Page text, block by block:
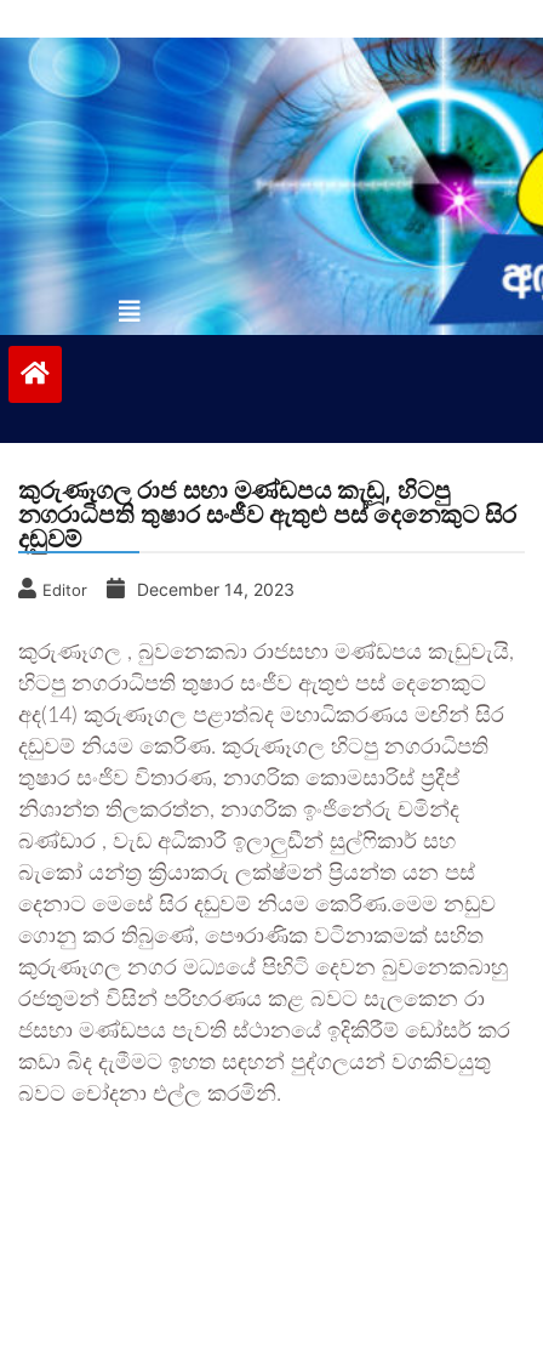
to
contentvinivida.lk
කුරුණෑගල රාජ සභා මණ්ඩපය කැඩූ, හිටපු
නගරාධිපති තුෂාර සංජීව ඇතුළු පස් දෙනෙකුට සිර
දඬුවම්
Editor December 14, 2023
කුරුණෑගල , බුවනෙකබා රාජසභා මණ්ඩපය කැඩුවැයි,
හිටපු නගරාධිපති තුෂාර සංජීව ඇතුළු පස් දෙනෙකුට
අද(14) කුරුණෑගල පළාත්බද මහාධිකරණය මඟින් සිර
දඬුවම් නියම කෙරිණ. කුරුණෑගල හිටපු නගරාධිපති
තුෂාර සංජිව විතාරණ, නාගරික කොමසාරිස් ප්‍රදීප්
නිශාන්ත තිලකරත්න, නාගරික ඉංජිනේරු චමින්ද
බණ්ඩාර , වැඩ අධිකාරී ඉලාලුඩීන් සුල්ෆිකාර් සහ
බැකෝ යන්ත්‍ර ක්‍රියාකරු ලක්ෂ්මන් ප්‍රියන්ත යන පස්
දෙනාට මෙසේ සිර දඬුවම් නියම කෙරිණ.මෙම නඩුව
ගොනු කර තිබුණේ, පෞරාණික වටිනාකමක් සහිත
කුරුණෑගල නගර මධ්‍යයේ පිහිටි දෙවන බුවනෙකබාහු
රජතුමන් විසින් පරිහරණය කළ බවට සැලකෙන රා
ජසභා මණ්ඩපය පැවති ස්ථානයේ ඉදිකිරීම් ඩෝසර් කර
කඩා බිද දැමීමට ඉහත සඳහන් පුද්ගලයන් වගකිවයුතු
බවට චෝදනා එල්ල කරමිනි.